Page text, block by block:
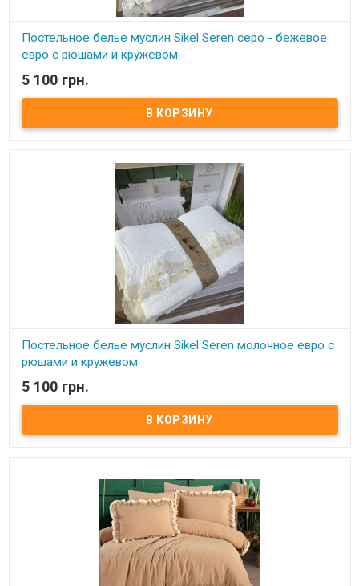
Постельное белье муслин Sikel Seren серо - бежевое
евро с рюшами и кружевом
В наличии
Постельное белье муслин Sikel Seren евро с рюшами и
натуральным кружевом Пододеяльник: 200x220 см - муслин
Простынь: 240x260 см -вареный хлопок Наволочки: 50x70 см - 2
Sikel (Турция). Ткань еще на производстве подвергается сильной
тепловой и влажной обработке, в результате чего происходит ее
усадка с приобретением слегка жатого эффекта. Этот метод
обработки ткани еще называют "стирка с камнями" (stone wash).
Ткань прочная и легкая, не садится, не деформируется и не
5 100 грн.
Постельное белье муслин Sikel Seren молочное евро с
рюшами и кружевом
В наличии
Постельное белье муслин Sikel Seren евро с рюшами и
натуральным кружевом Пододеяльник: 200x220 см - муслин
Простынь: 240x260 см -вареный хлопок Наволочки: 50x70 см - 2
тепловой и влажной обработке, в результате чего происходит ее
усадка с приобретением слегка жатого эффекта. Этот метод
обработки ткани еще называют "стирка с камнями" (stone wash).
Ткань прочная и легкая, не садится, не деформируется и не
5 100 грн.